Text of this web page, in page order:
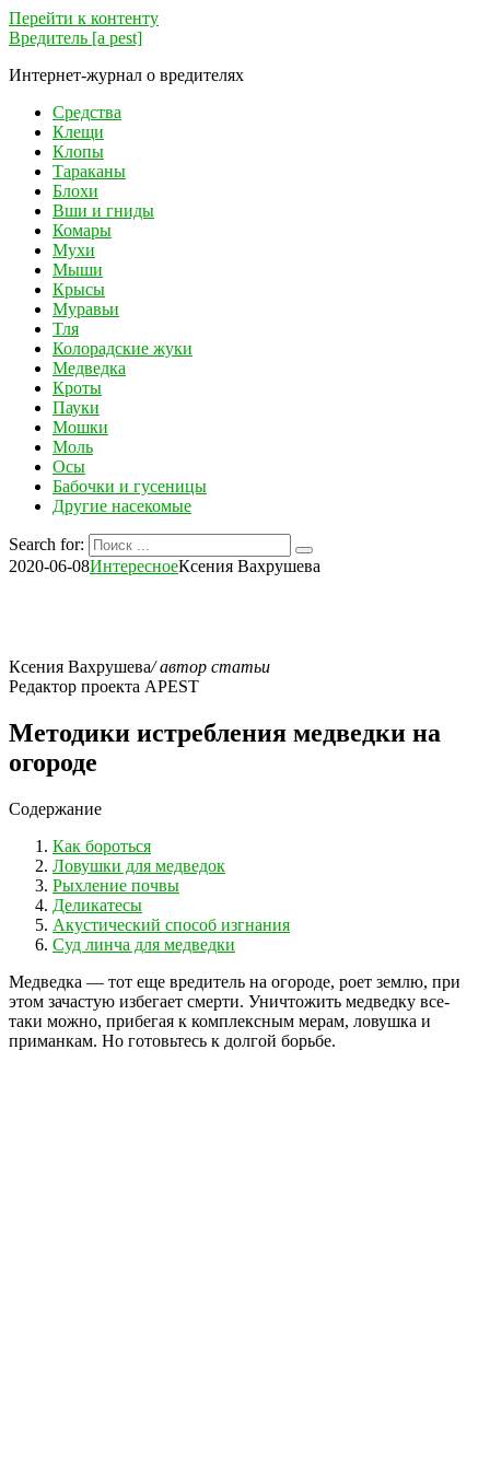
Перейти к контенту
Вредитель [a pest]
Интернет-журнал о вредителях
Средства
Клещи
Клопы
Тараканы
Блохи
Вши и гниды
Комары
Мухи
Мыши
Крысы
Муравьи
Тля
Колорадские жуки
Медведка
Кроты
Пауки
Мошки
Моль
Осы
Бабочки и гусеницы
Другие насекомые
Search for:
2020-06-08ИнтересноеКсения Вахрушева
Ксения Вахрушева/ автор статьи
Редактор проекта APEST
Методики истребления медведки на
огороде
Содержание
Как бороться
Ловушки для медведок
Рыхление почвы
Деликатесы
Акустический способ изгнания
Суд линча для медведки
Медведка — тот еще вредитель на огороде, роет землю, при
этом зачастую избегает смерти. Уничтожить медведку все-
таки можно, прибегая к комплексным мерам, ловушка и
приманкам. Но готовьтесь к долгой борьбе.